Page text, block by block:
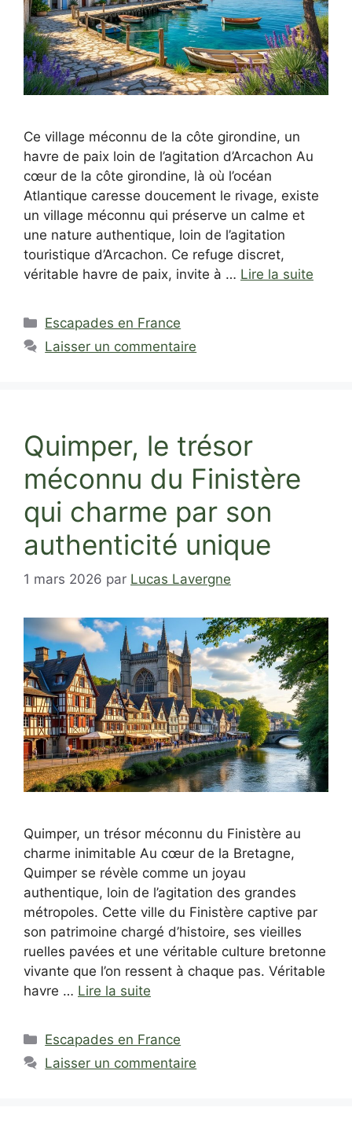
Ce village méconnu de la côte girondine, un
havre de paix loin de l’agitation d’Arcachon Au
cœur de la côte girondine, là où l’océan
Atlantique caresse doucement le rivage, existe
un village méconnu qui préserve un calme et
une nature authentique, loin de l’agitation
touristique d’Arcachon. Ce refuge discret,
véritable havre de paix, invite à … Lire la suite
Catégories
Escapades en France
Laisser un commentaire
Quimper, le trésor
méconnu du Finistère
qui charme par son
authenticité unique
1 mars 2026 par Lucas Lavergne
Quimper, un trésor méconnu du Finistère au
charme inimitable Au cœur de la Bretagne,
Quimper se révèle comme un joyau
authentique, loin de l’agitation des grandes
métropoles. Cette ville du Finistère captive par
son patrimoine chargé d’histoire, ses vieilles
ruelles pavées et une véritable culture bretonne
vivante que l’on ressent à chaque pas. Véritable
havre … Lire la suite
Catégories
Escapades en France
Laisser un commentaire